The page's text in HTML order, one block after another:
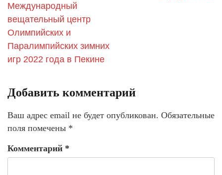
Международный
вещательный центр
Олимпийских и
Паралимпийских зимних
игр 2022 года в Пекине
Добавить комментарий
Ваш адрес email не будет опубликован. Обязательные
поля помечены *
Комментарий *